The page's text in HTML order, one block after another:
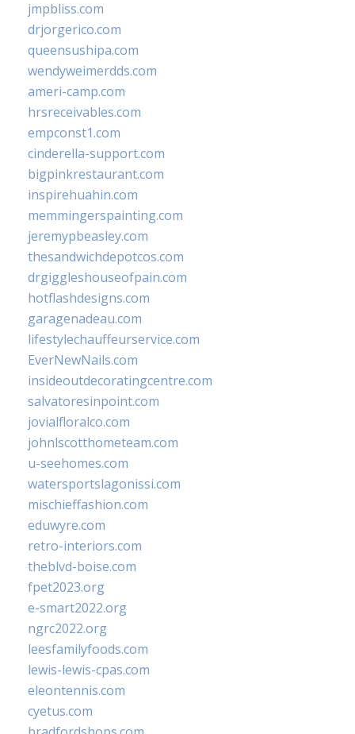
jmpbliss.com
drjorgerico.com
queensushipa.com
wendyweimerdds.com
ameri-camp.com
hrsreceivables.com
empconst1.com
cinderella-support.com
bigpinkrestaurant.com
inspirehuahin.com
memmingerspainting.com
jeremypbeasley.com
thesandwichdepotcos.com
drgiggleshouseofpain.com
hotflashdesigns.com
garagenadeau.com
lifestylechauffeurservice.com
EverNewNails.com
insideoutdecoratingcentre.com
salvatoresinpoint.com
jovialfloralco.com
johnlscotthometeam.com
u-seehomes.com
watersportslagonissi.com
mischieffashion.com
eduwyre.com
retro-interiors.com
theblvd-boise.com
fpet2023.org
e-smart2022.org
ngrc2022.org
leesfamilyfoods.com
lewis-lewis-cpas.com
eleontennis.com
cyetus.com